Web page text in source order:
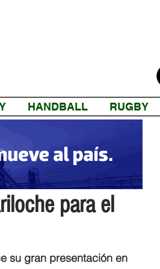
HANDBALL RUGBY
para el
su gran presentación en